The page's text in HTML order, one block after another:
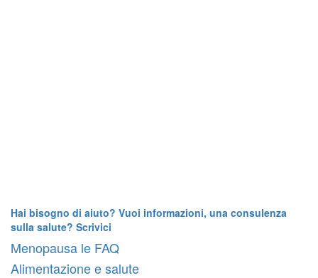
Hai bisogno di aiuto? Vuoi informazioni, una consulenza
sulla salute? Scrivici
Menopausa le FAQ
Alimentazione e salute